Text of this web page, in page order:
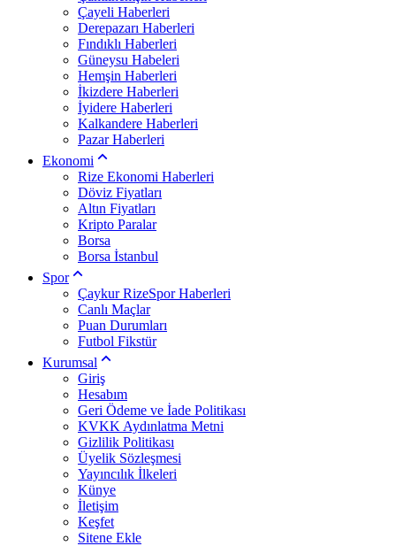
Çayeli Haberleri
Derepazarı Haberleri
Fındıklı Haberleri
Güneysu Habeleri
Hemşin Haberleri
İkizdere Haberleri
İyidere Haberleri
Kalkandere Haberleri
Pazar Haberleri
Ekonomi
Rize Ekonomi Haberleri
Döviz Fiyatları
Altın Fiyatları
Kripto Paralar
Borsa
Borsa İstanbul
Spor
Çaykur RizeSpor Haberleri
Canlı Maçlar
Puan Durumları
Futbol Fikstür
Kurumsal
Giriş
Hesabım
Geri Ödeme ve İade Politikası
KVKK Aydınlatma Metni
Gizlilik Politikası
Üyelik Sözleşmesi
Yayıncılık İlkeleri
Künye
İletişim
Keşfet
Sitene Ekle